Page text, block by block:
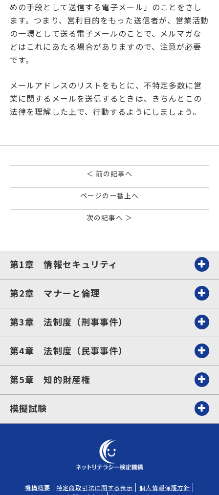
めの手段として送信する電子メール」のことをさし
ます。つまり、営利目的をもった送信者が、営業活動
の一環として送る電子メールのことで、メルマガな
どはこれにあたる場合がありますので、注意が必要
です。
メールアドレスのリストをもとに、不特定多数に営
業に関するメールを送信するときは、きちんとこの
法律を理解した上で、行動するようにしましょう。
＜ 前の記事へ
ページの一番上へ
次の記事へ ＞
第1章 情報セキュリティ
第2章 マナーと倫理
第3章 法制度（刑事事件）
第4章 法制度（民事事件）
第5章 知的財産権
模擬試験
機構概要 特定商取引法に関する表示
個人情報保護方針